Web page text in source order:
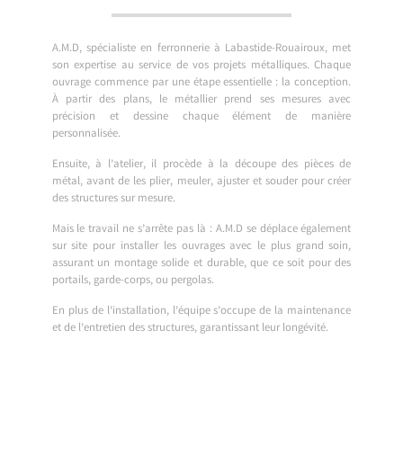
A.M.D, spécialiste en ferronnerie à Labastide-Rouairoux, met
son expertise au service de vos projets métalliques. Chaque
ouvrage commence par une étape essentielle : la conception.
À partir des plans, le métallier prend ses mesures avec
précision et dessine chaque élément de manière
personnalisée.
Ensuite, à l’atelier, il procède à la découpe des pièces de
métal, avant de les plier, meuler, ajuster et souder pour créer
des structures sur mesure.
Mais le travail ne s’arrête pas là : A.M.D se déplace également
sur site pour installer les ouvrages avec le plus grand soin,
assurant un montage solide et durable, que ce soit pour des
portails, garde-corps, ou pergolas.
En plus de l’installation, l’équipe s’occupe de la maintenance
et de l’entretien des structures, garantissant leur longévité.